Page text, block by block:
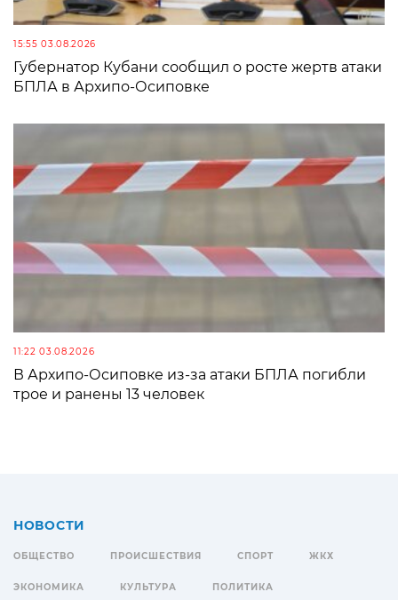
15:55 03.08.2026
Губернатор Кубани сообщил о росте жертв атаки
БПЛА в Архипо-Осиповке
11:22 03.08.2026
В Архипо-Осиповке из-за атаки БПЛА погибли
трое и ранены 13 человек
НОВОСТИ
ОБЩЕСТВО ПРОИСШЕСТВИЯ СПОРТ ЖКХ
ЭКОНОМИКА КУЛЬТУРА ПОЛИТИКА